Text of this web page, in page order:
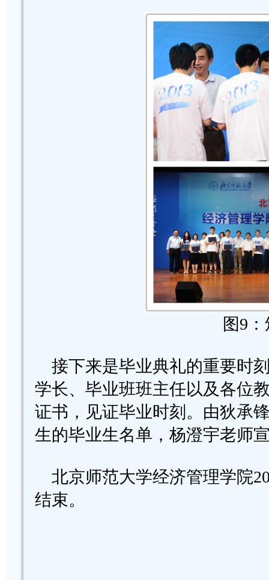
图9
接下来是毕业典礼的重要时
学长、毕业班班主任以及各位
证书，见证毕业时刻。由狄承
生的毕业生名单，杨澄宇老师
北京师范大学经济管理学院
结束。